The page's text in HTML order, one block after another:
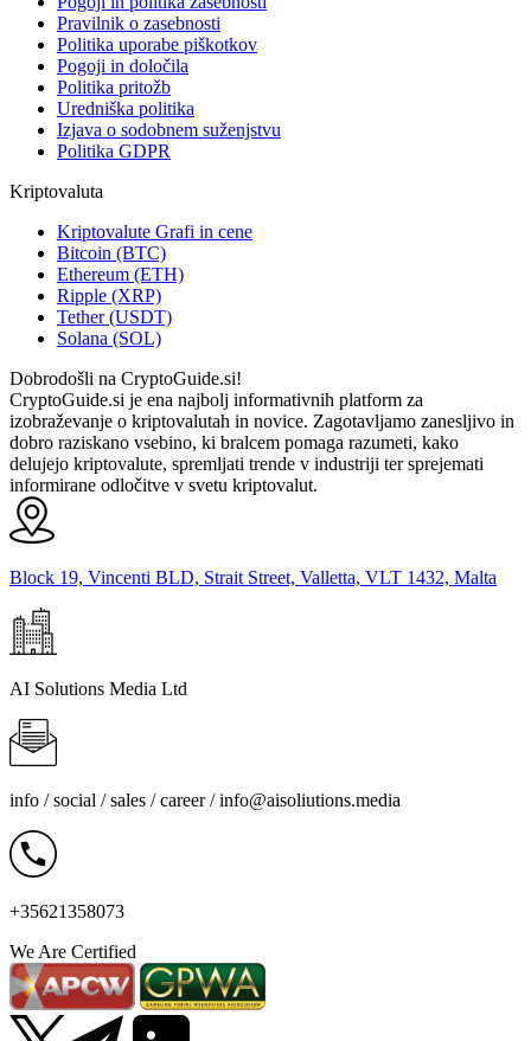
Pravilnik o zasebnosti
Politika uporabe piškotkov
Pogoji in določila
Politika pritožb
Uredniška politika
Izjava o sodobnem suženjstvu
Politika GDPR
Kriptovaluta
Kriptovalute Grafi in cene
Bitcoin (BTC)
Ethereum (ETH)
Ripple (XRP)
Tether (USDT)
Solana (SOL)
Dobrodošli na CryptoGuide.si!
CryptoGuide.si je ena najbolj informativnih platform za
izobraževanje o kriptovalutah in novice. Zagotavljamo zanesljivo in
dobro raziskano vsebino, ki bralcem pomaga razumeti, kako
delujejo kriptovalute, spremljati trende v industriji ter sprejemati
informirane odločitve v svetu kriptovalut.
Block 19, Vincenti BLD, Strait Street, Valletta, VLT 1432, Malta
AI Solutions Media Ltd
info / social / sales / career /info@aisoliutions.media
+35621358073
We Are Certified